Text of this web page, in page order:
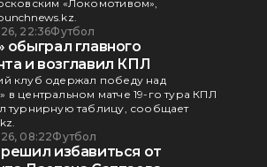
«Локомотивом»,
22:36Футбол
обыграл главного
и возглавил КПЛ
клуб одержал победу над
в центральном матче 19-го тура КПЛ
турнирную таблицу, сообщает
08:22Футбол
избавиться от